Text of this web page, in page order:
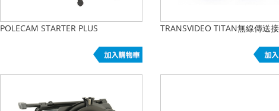
POLECAM STARTER PLUS TRANSVIDEO TITAN無線傳送